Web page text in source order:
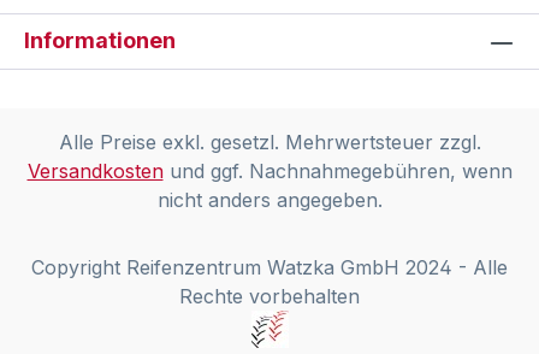
Informationen
Alle Preise exkl. gesetzl. Mehrwertsteuer zzgl.
Versandkostenund ggf. Nachnahmegebühren, wenn
nicht anders angegeben.
Copyright Reifenzentrum Watzka GmbH 2024 - Alle
Rechte vorbehalten